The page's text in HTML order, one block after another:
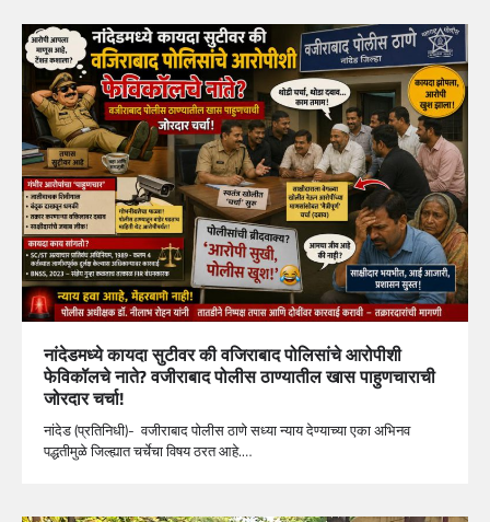
नांदेडमध्ये कायदा सुटीवर की वजिराबाद पोलिसांचे आरोपीशी
फेविकॉलचे नाते? वजीराबाद पोलीस ठाण्यातील खास पाहुणचाराची
जोरदार चर्चा!
नांदेड (प्रतिनिधी)- वजीराबाद पोलीस ठाणे सध्या न्याय देण्याच्या एका अभिनव
पद्धतीमुळे जिल्ह्यात चर्चेचा विषय ठरत आहे.…